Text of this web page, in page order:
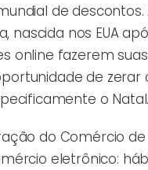
de
nascida nos EUA
online fazerem
de zerar
o Natal.
do Comércio
eletrônico: